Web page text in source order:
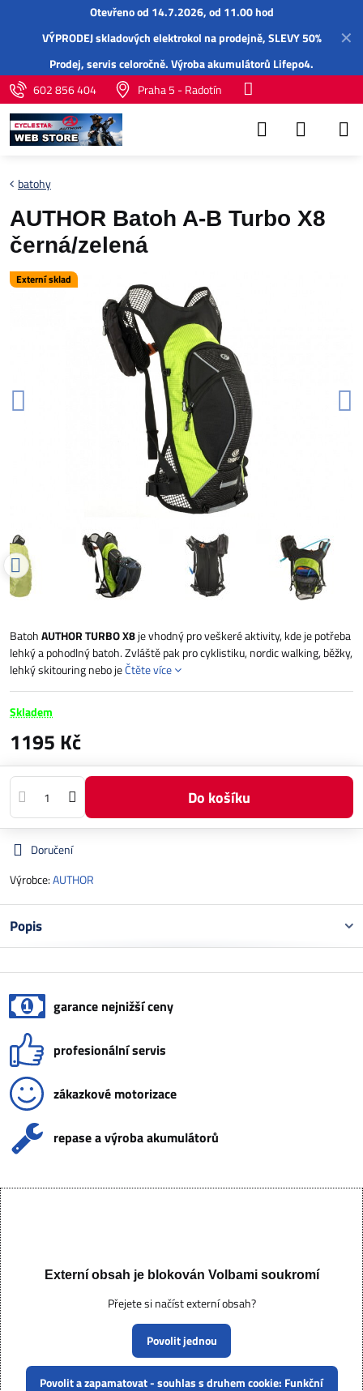
✕
Otevřeno od 14.7.2026, od 11.00 hod
VÝPRODEJ skladových elektrokol na prodejně, SLEVY 50%
Prodej,servisceloročně.Výroba akumulátorů Lifepo4.
602 856 404
Praha 5 - Radotín
Externí sklad
batohy
AUTHOR Batoh A-B Turbo X8
černá/zelená
BatohAUTHOR TURBO X8je vhodný pro veškeré aktivity, kde je potřeba
lehký a pohodlný batoh. Zvláště pak pro cyklistiku, nordic walking, běžky,
lehký skitouring nebo jeČtěte více
Skladem
1195 Kč
Do košíku
Doručení
Výrobce:AUTHOR
Popis
garance nejnižší ceny
profesionální servis
zákazkové motorizace
repase a výroba akumulátorů
Externí obsah je blokován Volbami soukromí
Přejete si načíst externí obsah?
Povolit jednou
Povolit a zapamatovat - souhlas s druhem cookie: Funkční